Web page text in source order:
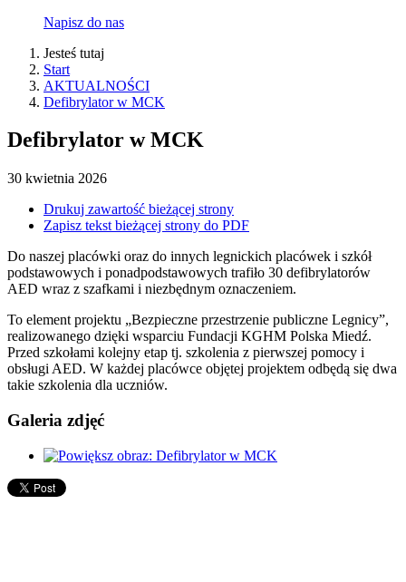
Napisz do nas
Jesteś tutaj
Start
AKTUALNOŚCI
Defibrylator w MCK
Defibrylator w MCK
30 kwietnia 2026
Drukuj zawartość bieżącej strony
Zapisz tekst bieżącej strony do PDF
Do naszej placówki oraz do innych legnickich placówek i szkół
podstawowych i ponadpodstawowych trafiło 30 defibrylatorów
AED wraz z szafkami i niezbędnym oznaczeniem.
To element projektu „Bezpieczne przestrzenie publiczne Legnicy”,
realizowanego dzięki wsparciu Fundacji KGHM Polska Miedź.
Przed szkołami kolejny etap tj. szkolenia z pierwszej pomocy i
obsługi AED. W każdej placówce objętej projektem odbędą się dwa
takie szkolenia dla uczniów.
Galeria zdjęć